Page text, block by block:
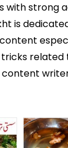
with strong
is
related